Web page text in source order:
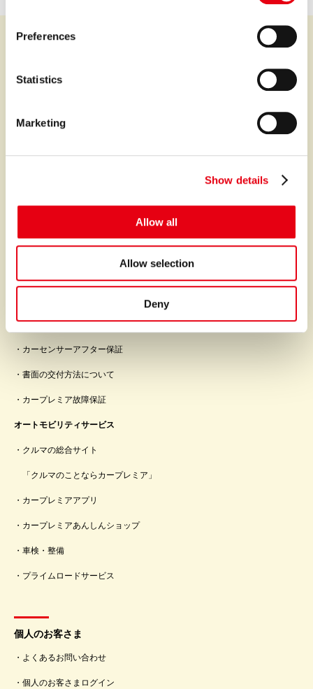
Preferences
Statistics
Marketing
Show details
Allow all
Allow selection
Deny
プレミアなファイナンスとサービスを世界中に。
サービス
クレジット契約の仕組み
プレミアの故障保証
カーセンサーアフター保証
書面の交付方法について
カープレミア故障保証
オートモビリティサービス
クルマの総合サイト
「クルマのことならカープレミア」
カープレミアアプリ
カープレミアあんしんショップ
車検・整備
プライムロードサービス
個人のお客さま
よくあるお問い合わせ
個人のお客さまログイン